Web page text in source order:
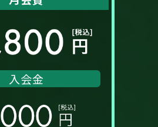
入会金